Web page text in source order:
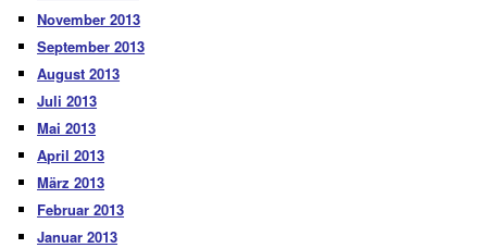
November 2013
September 2013
August 2013
Juli 2013
Mai 2013
April 2013
März 2013
Februar 2013
Januar 2013